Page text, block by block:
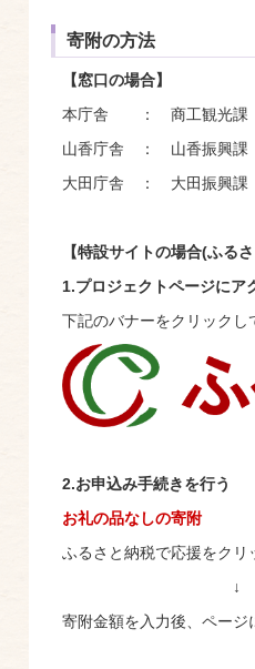
寄附の方法
【窓口の場合】
本庁舎 ： 商工観光課
山香庁舎 ：
大田庁舎 ： 大田振興課
【特設サイトの場合(ふる
1.プロジェクトページにア
下記のバナーをクリックし
2.お申込み手続きを行う
お礼の品なしの寄附
ふるさと納税で応援をクリ
↓
寄附金額を入力後、ペー